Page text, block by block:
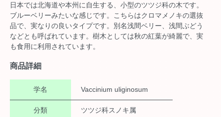
日本では北海道や本州に自生する、小型のツツジ科の木です。
ブルーベリーみたいな感じです。こちらはクロマメノキの選抜
品で、実なりの良いタイプです。別名浅間ベリー、浅間ぶどう
などとも呼ばれています。樹木としては秋の紅葉が綺麗で、実
も食用に利用されています。
商品詳細
学名 Vaccinium uliginosum
分類 ツツジ科スノキ属